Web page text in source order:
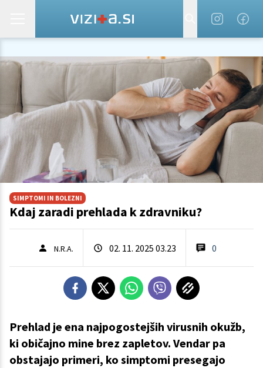
SIMPTOMI IN BOLEZNI
Kdaj zaradi prehlada k zdravniku?
N.R.A. 02. 11. 2025 03.23 0
Prehlad je ena najpogostejših virusnih okužb,
ki običajno mine brez zapletov. Vendar pa
obstajajo primeri, ko simptomi presegajo